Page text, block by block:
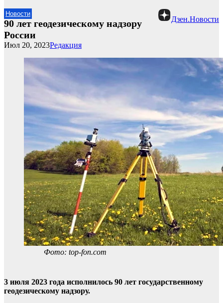
Новости
Дзен.Новости
90 лет геодезическому надзору
России
Редакция
Июл 20, 2023
Фото: top-fon.com
3 июля 2023 года исполнилось 90 лет государственному
геодезическому надзору.